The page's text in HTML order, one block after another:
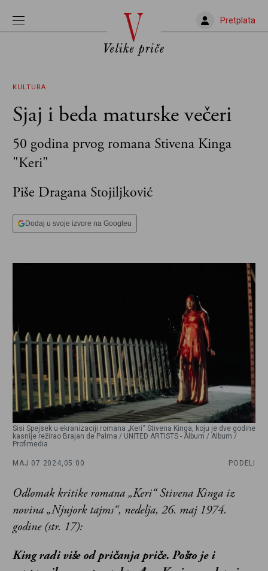
Pretplata
KULTURA
Sjaj i beda maturske večeri
50 godina prvog romana Stivena Kinga
"Keri"
Piše Dragana Stojiljković
Dodaj u svoje izvore na Googleu
Sisi Spejsek u ekranizaciji romana „Keri“ Stivena Kinga, koju je dve godine
kasnije režirao Brajan de Palma / UNITED ARTISTS - Album / Album /
Profimedia
MAJ 07 2024, 05:00 PODELI
Odlomak kritike romana „Keri“ Stivena Kinga iz
novina „Njujork tajms“, nedelja, 26. maj 1974.
godine (str. 17):
King radi više od pričanja priče. Pošto je i